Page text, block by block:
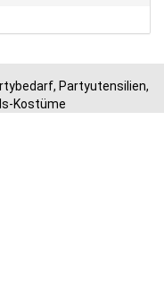
Partyutensilien,
Kostüme